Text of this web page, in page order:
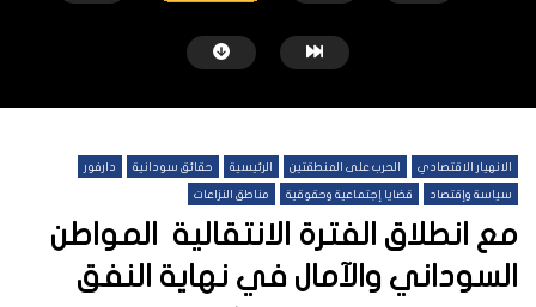
شاهد لاحقاً
الانهيار الاقتصادي الحرب على المنطقتين الرئيسية حقائق سودانية دارفور
سياسة وإقتصاد قضايا إجتماعية وحقوقية مناطق النزاعات
مع انطلاق الفترة الانتقالية المواطن
السوداني والآمال في نهاية النفق